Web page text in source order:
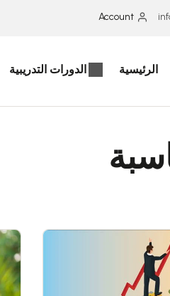
Account
الرئيسية الدورات التدريبية